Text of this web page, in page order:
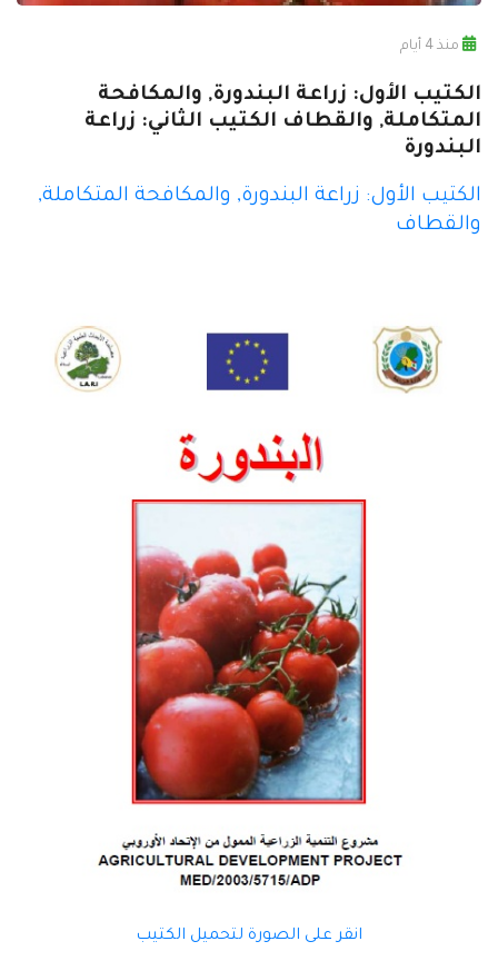
منذ 4 أيام
الكتيب الأول: زراعة البندورة, والمكافحة
المتكاملة, والقطاف الكتيب الثاني: زراعة
البندورة
الكتيب الأول: زراعة البندورة, والمكافحة المتكاملة,
والقطاف
انقر على الصورة لتحميل الكتيب